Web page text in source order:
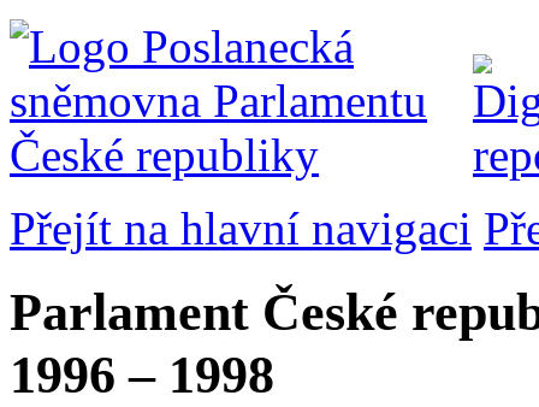
Přejít na hlavní navigaci
Parlament České
1996 – 1998